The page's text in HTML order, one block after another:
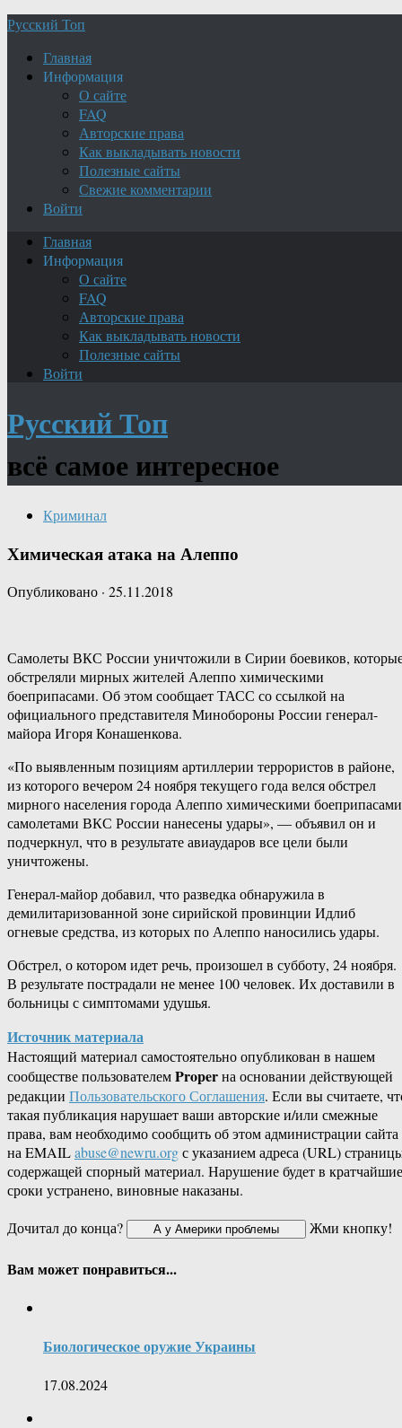
Русский Топ
Главная
Информация
О сайте
FAQ
Авторские права
Как выкладывать новости
Полезные сайты
Свежие комментарии
Войти
Главная
Информация
О сайте
FAQ
Авторские права
Как выкладывать новости
Полезные сайты
Войти
Русский Топ
всё самое интересное
Криминал
Химическая атака на Алеппо
Опубликовано · 25.11.2018
Самолеты ВКС России уничтожили в Сирии боевиков,
обстреляли мирных жителей Алеппо химическими
боеприпасами. Об этом сообщает ТАСС со ссылкой на
официального представителя Минобороны России генерал-
майора Игоря Конашенкова.
«По выявленным позициям артиллерии террористов в районе,
из которого вечером 24 ноября текущего года велся обстрел
мирного населения города Алеппо химическими
самолетами ВКС России нанесены удары», — объявил он и
подчеркнул, что в результате авиаударов все цели были
уничтожены.
Генерал-майор добавил, что разведка обнаружила в
демилитаризованной зоне сирийской провинции Идлиб
огневые средства, из которых по Алеппо наносились удары.
Обстрел, о котором идет речь, произошел в субботу, 24 ноября.
В результате пострадали не менее 100 человек. Их доставили в
больницы с симптомами удушья.
Источник материала
Настоящий материал самостоятельно опубликован в нашем
сообществе пользователемProperна основании действующей
редакции Пользовательского Соглашения. Если вы считаете,
такая публикация нарушает ваши авторские и/или смежные
права, вам необходимо сообщить об этом администрации сайта
на EMAILabuse@newru.orgс указанием адреса (URL)
содержащей спорный материал. Нарушение будет в кратчайшие
сроки устранено, виновные наказаны.
Дочитал до конца?
Жми кнопку!
Вам может понравиться...
Биологическое оружие Украины
17.08.2024